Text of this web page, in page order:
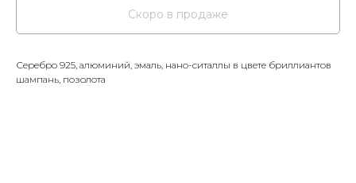
Серебро 925, алюминий, эмаль, нано-ситаллы в цвете бриллиантов
шампань, позолота